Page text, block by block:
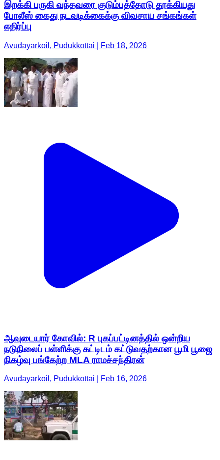
இறக்கி பருகி வந்தவரை குடும்பத்தோடு தூக்கியது
போலீஸ் கைது நடவடிக்கைக்கு விவசாய சங்கங்கள்
எதிர்ப்பு
Avudayarkoil, Pudukkottai | Feb 18, 2026
ஆவுடையார் கோவில்: R புகப்பட்டினத்தில் ஒன்றிய
நடுநிலைப் பள்ளிக்கு கட்டிடம் கட்டுவதற்கான பூமி பூஜை
நிகழ்வு பங்கேற்ற MLA ராமச்சந்திரன்
Avudayarkoil, Pudukkottai | Feb 16, 2026